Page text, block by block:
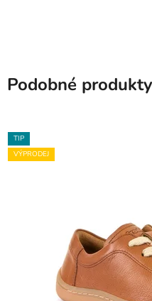
Podobné produkty
TIP
VÝPRODEJ